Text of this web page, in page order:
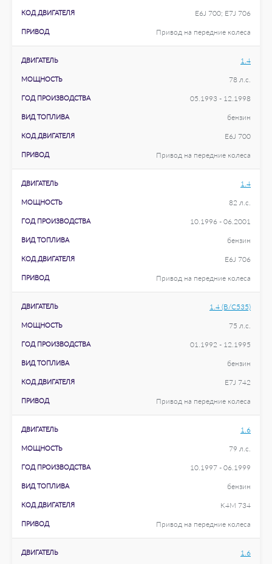
КОД ДВИГАТЕЛЯ E6J 700; E7J 706
ПРИВОД Привод на передние колеса
ДВИГАТЕЛЬ 1.4
МОЩНОСТЬ 78 л.с.
ГОД ПРОИЗВОДСТВА 05.1993 - 12.1998
ВИД ТОПЛИВА бензин
КОД ДВИГАТЕЛЯ E6J 700
ПРИВОД Привод на передние колеса
ДВИГАТЕЛЬ 1.4
МОЩНОСТЬ 82 л.с.
ГОД ПРОИЗВОДСТВА 10.1996 - 06.2001
ВИД ТОПЛИВА бензин
КОД ДВИГАТЕЛЯ E6J 706
ПРИВОД Привод на передние колеса
ДВИГАТЕЛЬ 1.4 (B/C535)
МОЩНОСТЬ 75 л.с.
ГОД ПРОИЗВОДСТВА 01.1992 - 12.1995
ВИД ТОПЛИВА бензин
КОД ДВИГАТЕЛЯ E7J 742
ПРИВОД Привод на передние колеса
ДВИГАТЕЛЬ 1.6
МОЩНОСТЬ 79 л.с.
ГОД ПРОИЗВОДСТВА 10.1997 - 06.1999
ВИД ТОПЛИВА бензин
КОД ДВИГАТЕЛЯ K4M 734
ПРИВОД Привод на передние колеса
ДВИГАТЕЛЬ 1.6